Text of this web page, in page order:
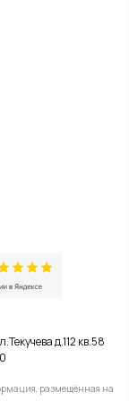
д.112 кв.58
размещённая на